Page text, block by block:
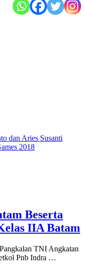
dan Aries Susanti
2018
Beserta
IIA Batam
TNI Angkatan
Pnb Indra …